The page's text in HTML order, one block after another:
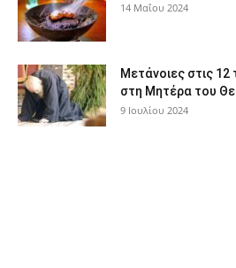
14 Μαΐου 2024
Μετάνοιες στις 12
στη Μητέρα του
9 Ιουλίου 2024